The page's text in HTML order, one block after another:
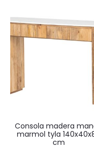
consola madera mango
marmol tyla
cm